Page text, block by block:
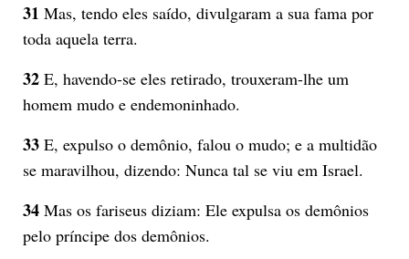
31 Mas, tendo eles saído, divulgaram a sua fama por
toda aquela terra.
32E, havendo-se eles retirado, trouxeram-lhe um
homem mudo e endemoninhado.
33E, expulso o demônio, falou o mudo; e a multidão
se maravilhou, dizendo: Nunca tal se viu em Israel.
34Mas os fariseus diziam: Ele expulsa os demônios
pelo príncipe dos demônios.